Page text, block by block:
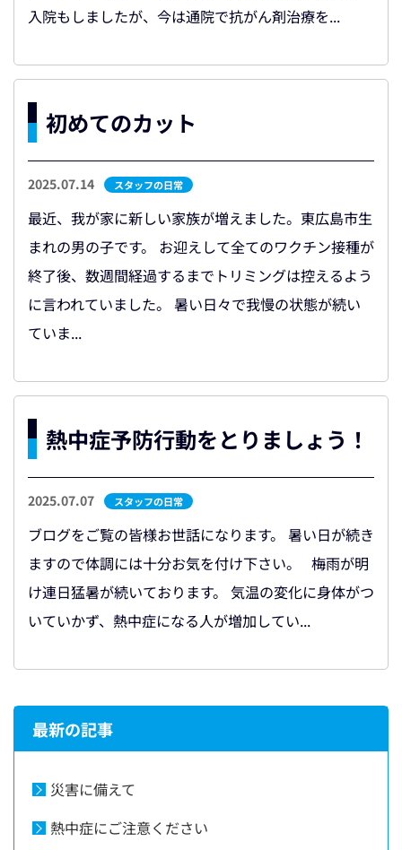
入院もしましたが、今は通院で抗がん剤治療を...
初めてのカット
2025.07.14 スタッフの日常
最近、我が家に新しい家族が増えました。東広島市生
まれの男の子です。 お迎えして全てのワクチン接種が
終了後、数週間経過するまでトリミングは控えるよう
に言われていました。 暑い日々で我慢の状態が続い
ていま...
熱中症予防行動をとりましょう！
2025.07.07 スタッフの日常
ブログをご覧の皆様お世話になります。 暑い日が続き
ますので体調には十分お気を付け下さい。 梅雨が明
け連日猛暑が続いております。 気温の変化に身体がつ
いていかず、熱中症になる人が増加してい...
最新の記事
災害に備えて
熱中症にご注意ください